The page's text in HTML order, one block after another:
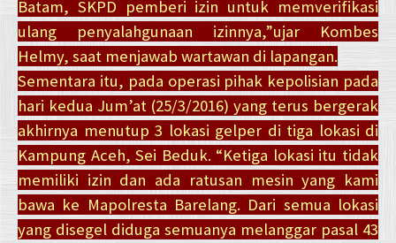
Batam, SKPD pemberi izin untuk memverifikasi
ulang penyalahgunaan izinnya,”ujar Kombes
Helmy, saat menjawab wartawan di lapangan.
Sementara itu, pada operasi pihak kepolisian pada
hari kedua Jum’at (25/3/2016) yang terus bergerak
akhirnya menutup 3 lokasi gelper di tiga lokasi di
Kampung Aceh, Sei Beduk. “Ketiga lokasi itu tidak
memiliki izin dan ada ratusan mesin yang kami
bawa ke Mapolresta Barelang. Dari semua lokasi
yang disegel diduga semuanya melanggar pasal 43